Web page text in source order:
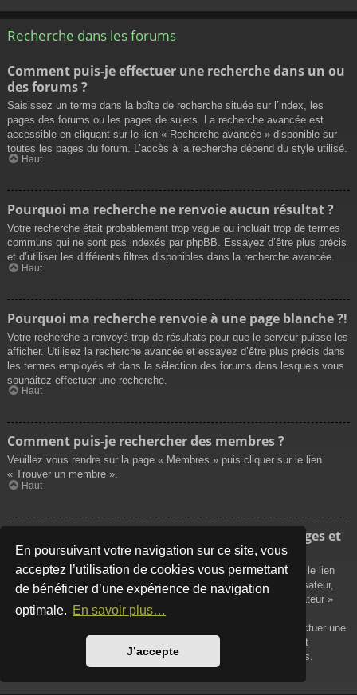
En poursuivant votre navigation sur ce site, vous
acceptez l’utilisation de cookies vous permettant
de bénéficier d’une expérience de navigation
optimale. En savoir plus…
J’accepte
Recherche dans les forums
Comment puis-je effectuer une recherche dans un ou
des forums ?
Saisissez un terme dans la boîte de recherche située sur l’index, les
pages des forums ou les pages de sujets. La recherche avancée est
accessible en cliquant sur le lien « Recherche avancée » disponible sur
toutes les pages du forum. L’accès à la recherche dépend du style utilisé.
Haut
Pourquoi ma recherche ne renvoie aucun résultat ?
Votre recherche était probablement trop vague ou incluait trop de termes
communs qui ne sont pas indexés par phpBB. Essayez d’être plus précis
et d’utiliser les différents filtres disponibles dans la recherche avancée.
Haut
Pourquoi ma recherche renvoie à une page blanche ?!
Votre recherche a renvoyé trop de résultats pour que le serveur puisse les
afficher. Utilisez la recherche avancée et essayez d’être plus précis dans
les termes employés et dans la sélection des forums dans lesquels vous
souhaitez effectuer une recherche.
Haut
Comment puis-je rechercher des membres ?
Veuillez vous rendre sur la page « Membres » puis cliquer sur le lien
« Trouver un membre ».
Haut
Comment puis-je retrouver mes propres messages et
sujets ?
Vos propres messages peuvent être affichés soit en cliquant sur le lien
« Afficher vos messages » dans le panneau de contrôle de l’utilisateur,
soit en cliquant sur le lien « Rechercher les messages de l’utilisateur »
sur la page de votre propre profil ou soit en cliquant sur le menu
« Raccourcis » situé sur la partie supérieure du forum. Pour effectuer une
recherche de vos propres sujets, utilisez la recherche avancée et
remplissez convenablement les options qui vous sont disponibles.